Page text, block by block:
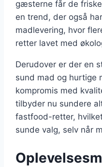
gæsterne får de
en trend, der også
madlevering, hvor
retter lavet med
Derudover er der en
sund mad og hurtige
kompromis med
tilbyder nu sundere
fastfood-retter,
sunde valg, selv når